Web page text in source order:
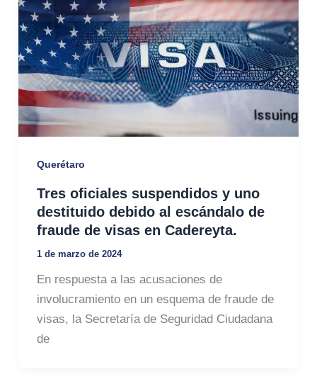
Querétaro
Tres oficiales suspendidos y uno
destituido debido al escándalo de
fraude de visas en Cadereyta.
1 de marzo de 2024
En respuesta a las acusaciones de
involucramiento en un esquema de fraude de
visas, la Secretaría de Seguridad Ciudadana
de